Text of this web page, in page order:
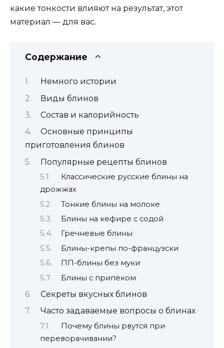
какие тонкости влияют на результат, этот
материал — для вас.
Содержание
Немного истории
Виды блинов
Состав и калорийность
Основные принципы
приготовления блинов
Популярные рецепты блинов
Классические русские блины на
дрожжах
Тонкие блины на молоке
Блины на кефире с содой
Гречневые блины
Блины-крепы по-французски
ПП-блины без муки
Блины с припёком
Секреты вкусных блинов
Часто задаваемые вопросы о блинах
Почему блины рвутся при
переворачивании?